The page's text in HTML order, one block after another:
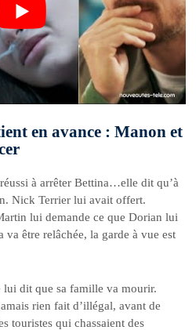
en avance : Manon et
à arrêter Bettina…elle dit qu’à
Nick Terrier lui avait offert.
lui demande ce que Dorian lui
être relâchée, la garde à vue est
dit que sa famille va mourir.
rien fait d’illégal, avant de
touristes qui chassaient des